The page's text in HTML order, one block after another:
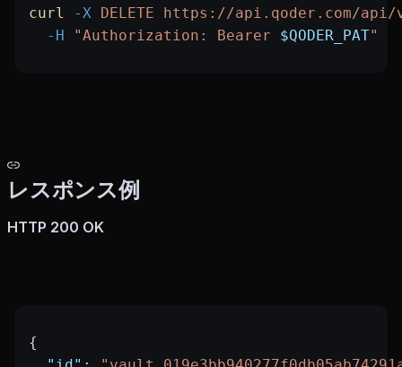
curl -X DELETE https://api.qoder.com/api/
  -H
"Authorization: Bearer $QODER_PAT"
レスポンス例
HTTP 200 OK
{